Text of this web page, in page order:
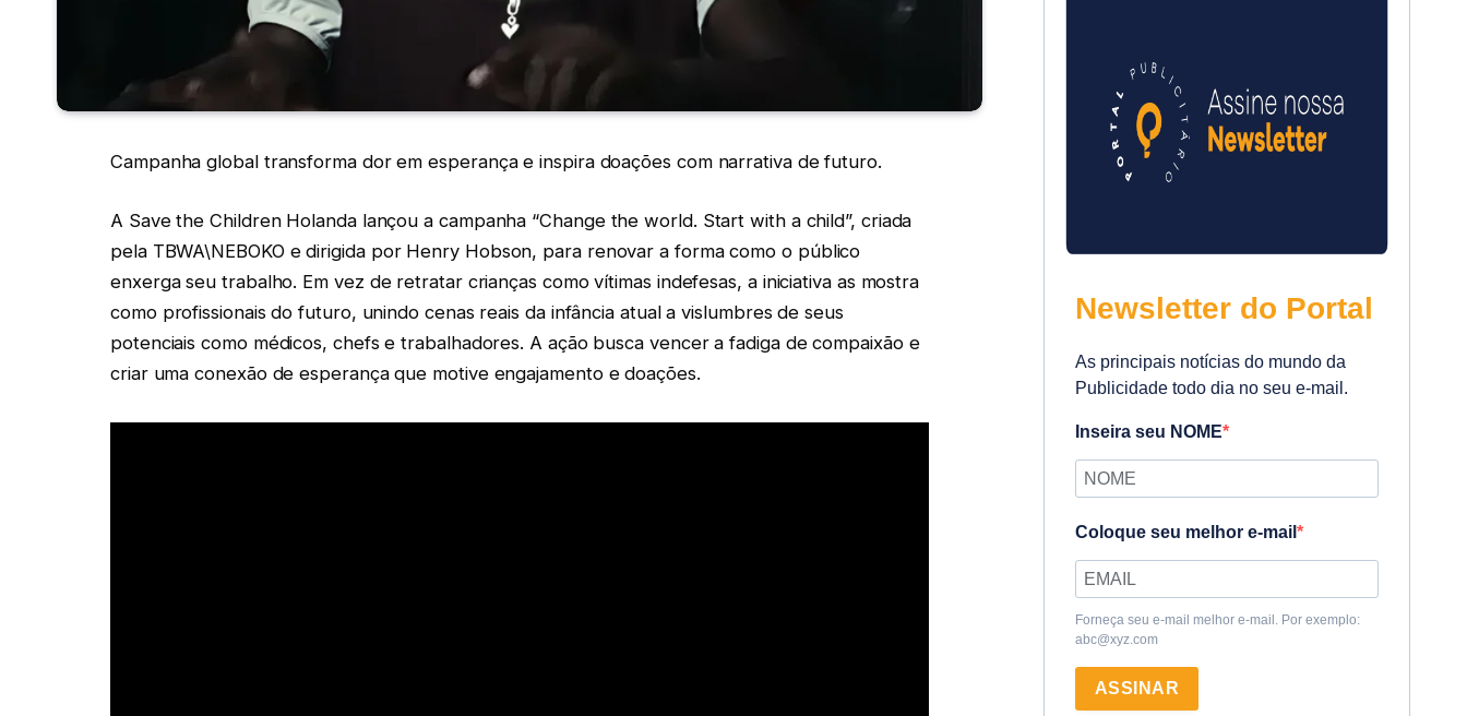
Campanha global transforma dor em esperança e inspira doações com narrativa de futuro.
A Save the Children Holanda lançou a campanha “Change the world. Start with a child”, criada
pela TBWA\NEBOKO e dirigida por Henry Hobson, para renovar a forma como o público
enxerga seu trabalho. Em vez de retratar crianças como vítimas indefesas, a iniciativa as mostra
como profissionais do futuro, unindo cenas reais da infância atual a vislumbres de seus
potenciais como médicos, chefs e trabalhadores. A ação busca vencer a fadiga de compaixão e
criar uma conexão de esperança que motive engajamento e doações.
Newsletter do Portal
As principais notícias do mundo da
Publicidade todo dia no seu e-mail.
Inseira seu NOME
Coloque seu melhor e-mail
Forneça seu e-mail melhor e-mail. Por exemplo:
abc@xyz.com
ASSINAR